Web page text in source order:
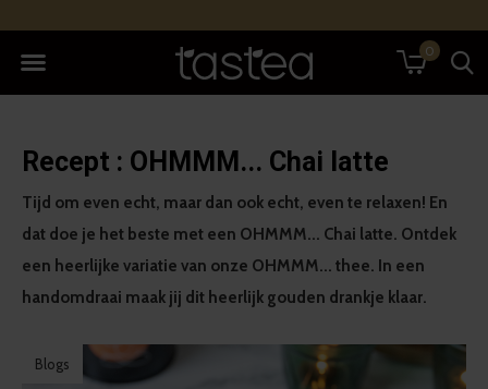
0
Recept : OHMMM... Chai latte
Tijd om even echt, maar dan ook echt, even te relaxen! En
dat doe je het beste met een OHMMM... Chai latte. Ontdek
een heerlijke variatie van onze OHMMM... thee. In een
handomdraai maak jij dit heerlijk gouden drankje klaar.
Blogs